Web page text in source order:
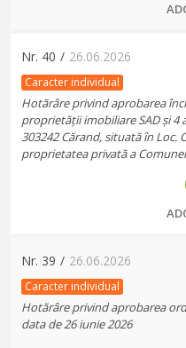
Nr. 40 / 26.06.2026
Caracter individual
Hotărâre privind aprobarea
proprietății imobiliare SAD și
303242 Cărand, situată în Loc.
proprietatea privată a
Nr. 39 / 26.06.2026
Caracter individual
Hotărâre privind aprobarea
data de 26 iunie 2026